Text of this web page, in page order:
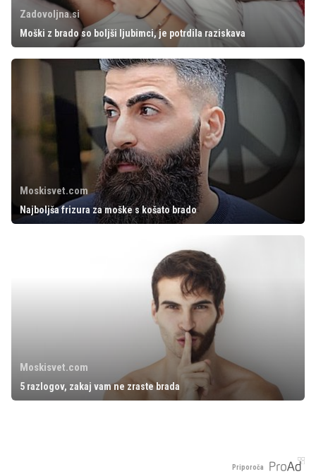
Zadovoljna.si
Moški z brado so boljši ljubimci, je potrdila raziskava
Moskisvet.com
Najboljša frizura za moške s košato brado
Moskisvet.com
5 razlogov, zakaj vam ne zraste brada
Priporoča